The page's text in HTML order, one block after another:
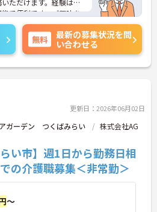
で便利です。ご興味を
合わせください。
無料
最新の募集状況を問
い合わせる
更新日：2026年06月02日
ガーデン つくばみらい
株式会社AG
い市】週1日から勤務日相
の介護職募集＜非常勤＞
～